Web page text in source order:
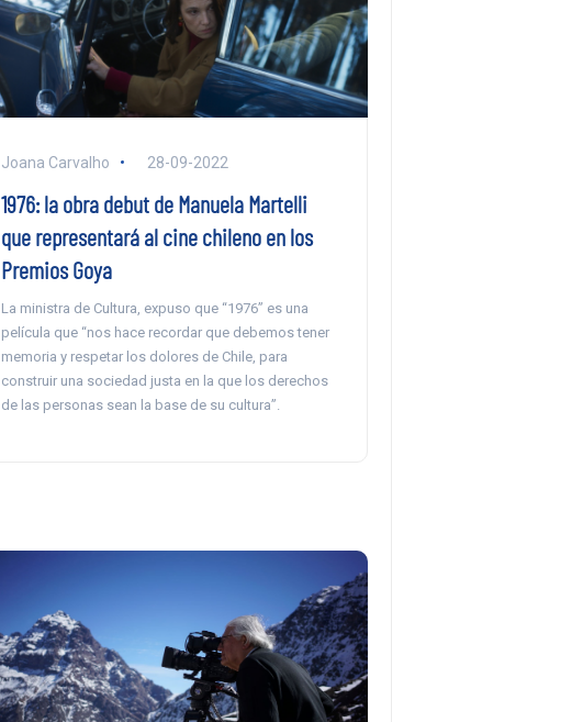
Joana Carvalho 28-09-2022
1976: la obra debut de Manuela Martelli
que representará al cine chileno en los
Premios Goya
La ministra de Cultura, expuso que “1976” es una
película que “nos hace recordar que debemos tener
memoria y respetar los dolores de Chile, para
construir una sociedad justa en la que los derechos
de las personas sean la base de su cultura”.